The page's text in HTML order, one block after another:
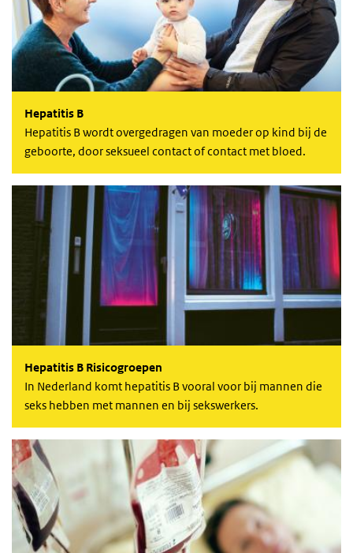
Hepatitis B
Hepatitis B wordt overgedragen van moeder op kind bij de
geboorte, door seksueel contact of contact met bloed.
Hepatitis B-risicogroepen
Hepatitis B Risicogroepen
In Nederland komt hepatitis B vooral voor bij mannen die
seks hebben met mannen en bij sekswerkers.
Hepatitis C